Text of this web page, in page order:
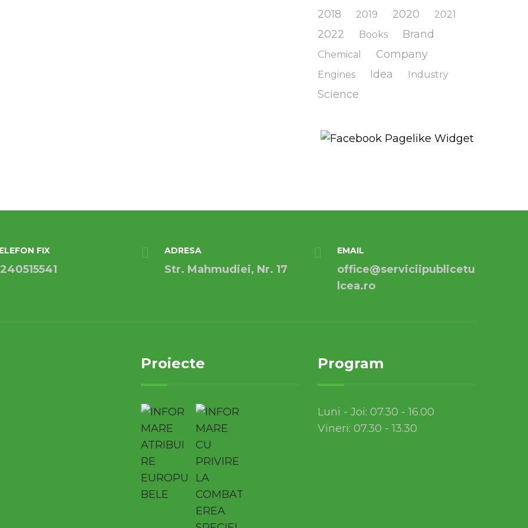
2018 2019 2020 2021
2022 Books Brand
Chemical Company
Engines Idea Industry
Science
FIX ADRESA
Str. Mahmudiei, Nr. 17
EMAIL
office@serviciipublicetu
lcea.ro
Proiecte Program
Luni - Joi: 07.30 - 16.00
Vineri: 07.30 - 13.30